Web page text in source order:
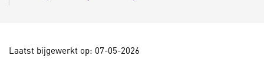
Laatst bijgewerkt op: 07-05-2026